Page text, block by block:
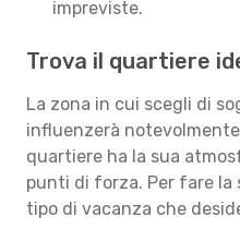
impreviste.
Trova il quartiere
La zona in cui scegli di
influenzerà
quartiere ha la sua
punti di forza. Per fare la
tipo di vacanza che